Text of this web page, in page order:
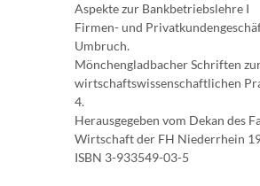
Aspekte zur Bankbetriebslehre I
Firmen- und
Umbruch.
Mönchengladbacher Schriften
wirtschaftswissenschaftlichen
4.
Herausgegeben vom Dekan des
Wirtschaft der FH Niederrhein
ISBN 3-933549-03-5